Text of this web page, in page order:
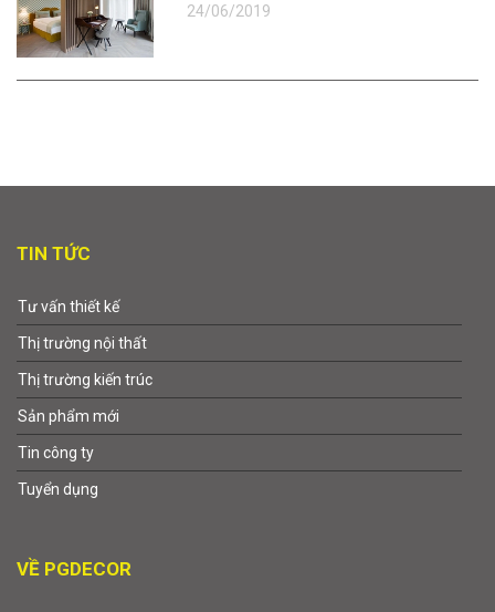
24/06/2019
TIN TỨC
Tư vấn thiết kế
Thị trường nội thất
Thị trường kiến trúc
Sản phẩm mới
Tin công ty
Tuyển dụng
VỀ PGDECOR